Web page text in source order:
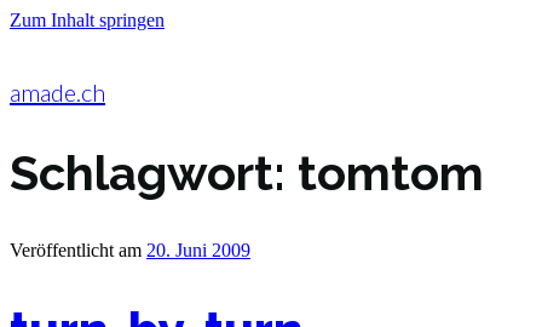
Zum Inhalt springen
amade.ch
Schlagwort: tomtom
Veröffentlicht am 20. Juni 2009